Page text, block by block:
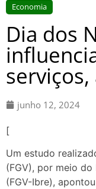
Economia
Dia dos
serviços,
junho 12, 2024
[
Um estudo
(FGV), por meio
(FGV-Ibre),